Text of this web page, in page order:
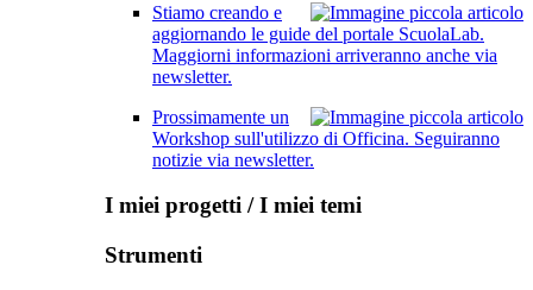
Stiamo creando e
aggiornando le guide del portale ScuolaLab.
Maggiorni informazioni arriveranno anche via
newsletter.
Prossimamente un
Workshop sull'utilizzo di Officina. Seguiranno
notizie via newsletter.
I miei progetti / I miei temi
Strumenti